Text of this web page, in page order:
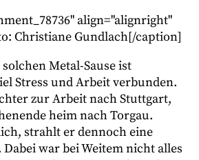
align="alignright"
Christiane Gundlach[/caption]
Metal-Sause ist
Stress und Arbeit verbunden.
zur Arbeit nach Stuttgart,
heim nach Torgau.
strahlt er dennoch eine
Dabei war bei Weitem nicht alles